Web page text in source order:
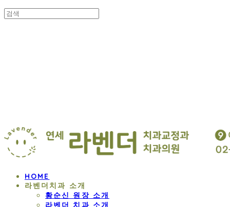
HOME
라벤더치과 소개
황순신 원장 소개
라벤더 치과 소개